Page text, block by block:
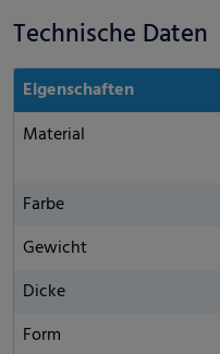
Technische Daten
Eigenschaften
Material
Farbe
Gewicht
Dicke
Form